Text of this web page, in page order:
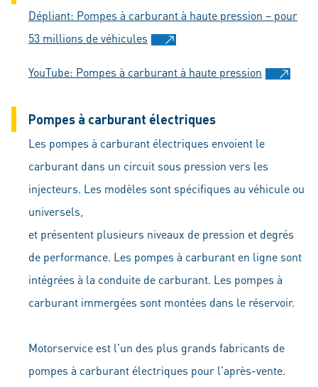
Dépliant: Pompes à carburant à haute pression – pour
53 millions de véhicules
YouTube: Pompes à carburant à haute pression
Pompes à carburant électriques
Les pompes à carburant électriques envoient le
carburant dans un circuit sous pression vers les
injecteurs. Les modèles sont spécifiques au véhicule ou
universels,
et présentent plusieurs niveaux de pression et degrés
de performance. Les pompes à carburant en ligne sont
intégrées à la conduite de carburant. Les pompes à
carburant immergées sont montées dans le réservoir.
Motorservice est l'un des plus grands fabricants de
pompes à carburant électriques pour l'après-vente.